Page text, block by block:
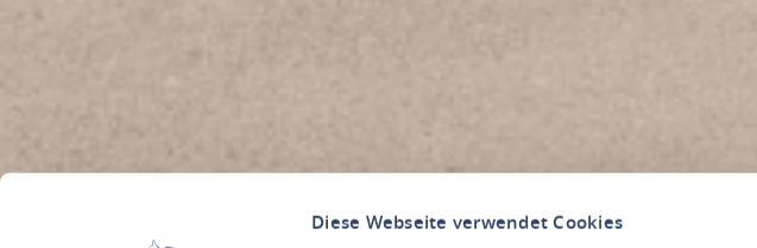
Diese Webseite verwendet Cookies